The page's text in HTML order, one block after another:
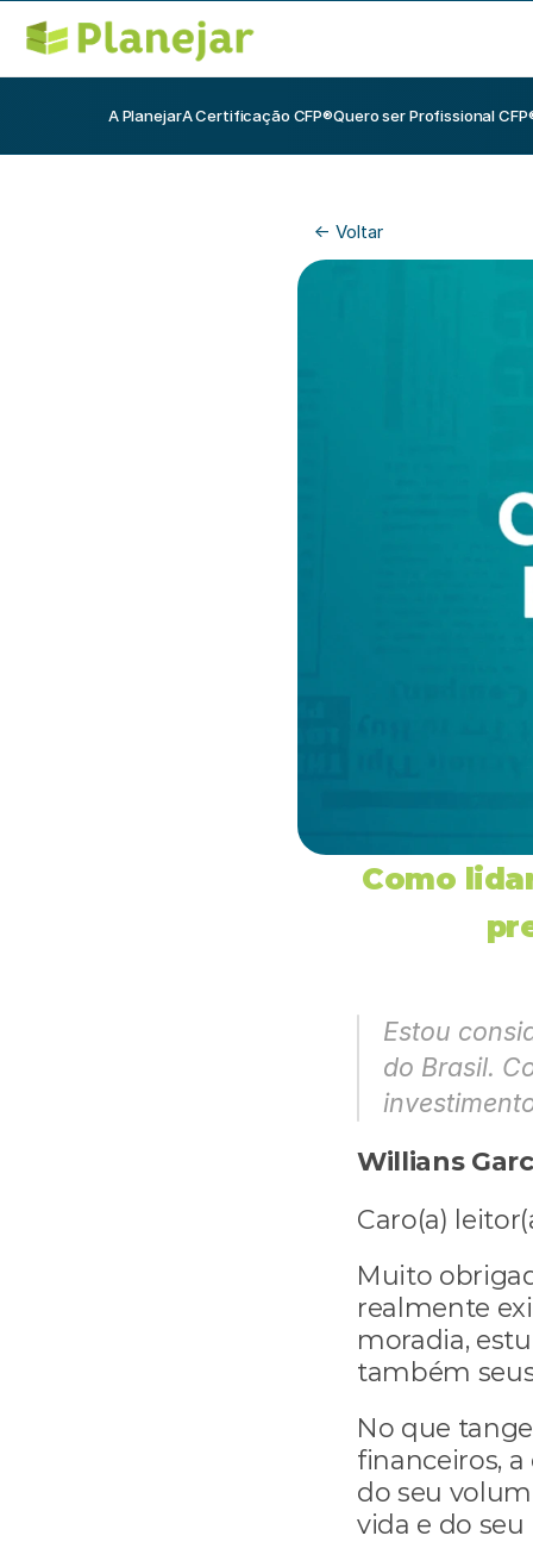
A PlanejarA Certificação CFP®Quero ser Profissional
<- Voltar
Como
Estou
do Brasil.
Willians
Caro(a)
Muito
realmente
moradia,
também
No que
financeiros,
do seu
vida e do